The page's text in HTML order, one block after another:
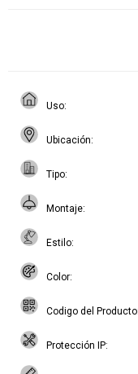
Uso
Ubicación
Tipo
Montaje
Estilo
Color
Codigo del Producto
Protección IP